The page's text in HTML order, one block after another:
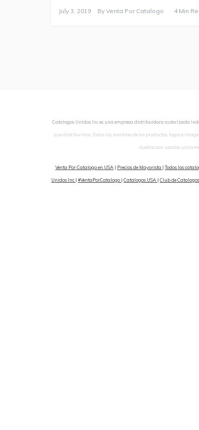
July 3, 2019 By Venta Por Catalogo 4 Min
Catalogos Unidos Inc es una empresa distribuidora autorizada
que distribuimos. Todos los nombres de los productos, logos e
dueños son usados
Venta Por Catalogo en USA | Precios de Mayorista | Todos los
Unidos Inc | #VentaPorCatalogo | Catalogos USA | Club de Catalogos